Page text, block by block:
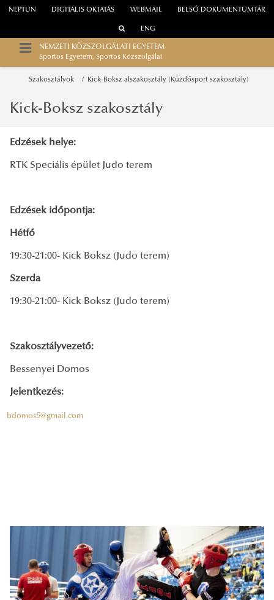
WEBMAIL
NEPTUN DIGITÁLIS OKTATÁS BELSŐ DOKUMENTUMTÁR
ENG
NEMZETI KÖZSZOLGÁLATI EGYETEM
Sportos Egyetem, Sportos Közszolgálat
Szakosztályok Kick-Boksz alszakosztály (Küzdősport szakosztály)
Kick-Boksz szakosztály
Edzések helye:
RTK Speciális épület Judo terem
Edzések időpontja:
Hétfő
19:30-21:00- Kick Boksz (Judo terem)
Szerda
19:30-21:00- Kick Boksz (Judo terem)
Szakosztályvezető:
Bessenyei Domos
Jelentkezés:
bdomos5@gmail.com